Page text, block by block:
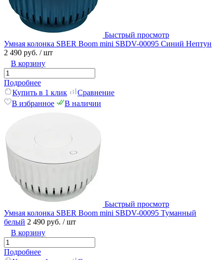
Быстрый просмотр
Умная колонка SBER Boom mini SBDV-00095 Синий Нептун
2 490 руб. / шт
В корзину
Подробнее
Купить в 1 клик
Сравнение
В избранное
В наличии
Быстрый просмотр
Умная колонка SBER Boom mini SBDV-00095 Туманный
белый 2 490 руб. / шт
В корзину
Подробнее